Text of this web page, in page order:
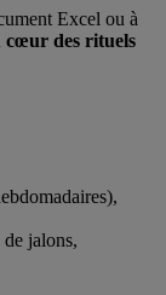
Excel ou à
cœur des rituels
de jalons,